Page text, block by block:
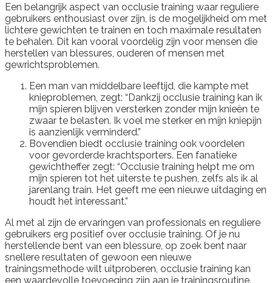
Een belangrijk aspect van occlusie training waar reguliere
gebruikers enthousiast over zijn, is de mogelijkheid om met
lichtere gewichten te trainen en toch maximale resultaten
te behalen. Dit kan vooral voordelig zijn voor mensen die
herstellen van blessures, ouderen of mensen met
gewrichtsproblemen.
Een man van middelbare leeftijd, die kampte met
knieproblemen, zegt: “Dankzij occlusie training kan ik
mijn spieren blijven versterken zonder mijn knieën te
zwaar te belasten. Ik voel me sterker en mijn kniepijn
is aanzienlijk verminderd.”
Bovendien biedt occlusie training ook voordelen
voor gevorderde krachtsporters. Een fanatieke
gewichtheffer zegt: “Occlusie training helpt me om
mijn spieren tot het uiterste te pushen, zelfs als ik al
jarenlang train. Het geeft me een nieuwe uitdaging en
houdt het interessant.”
Al met al zijn de ervaringen van professionals en reguliere
gebruikers erg positief over occlusie training. Of je nu
herstellende bent van een blessure, op zoek bent naar
snellere resultaten of gewoon een nieuwe
trainingsmethode wilt uitproberen, occlusie training kan
een waardevolle toevoeging zijn aan je trainingsroutine.